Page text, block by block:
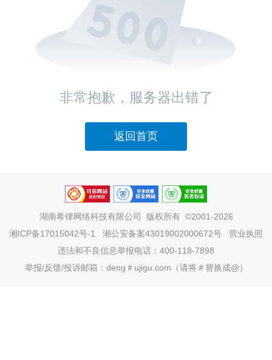
非常抱歉，服务器出错了
返回首页
湖南希律网络科技有限公司
版权所有 ©2001-2026
湘ICP备17015042号-1
湘公安备案43019002000672号
营业执照
违法和不良信息举报电话：400-118-7898
举报/反馈/投诉邮箱：deng＃ujigu.com（请将＃替换成@）